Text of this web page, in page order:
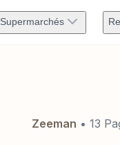
Supermarchés
Zeeman • 13